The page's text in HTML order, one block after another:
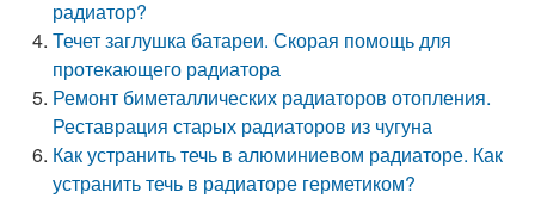
радиатор?
Течет заглушка батареи. Скорая помощь для
протекающего радиатора
Ремонт биметаллических радиаторов отопления.
Реставрация старых радиаторов из чугуна
Как устранить течь в алюминиевом радиаторе. Как
устранить течь в радиаторе герметиком?